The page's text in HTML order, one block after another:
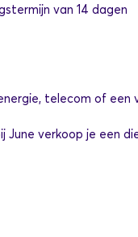
van 14 dagen
telecom of een
verkoop je een